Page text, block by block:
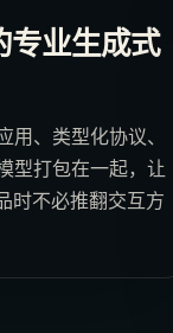
专业生成式
、类型化协议、
型打包在一起，让
时不必推翻交互方